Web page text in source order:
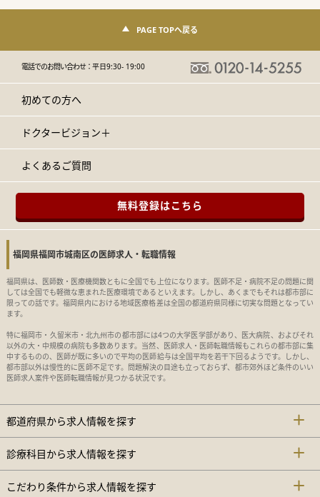
PAGE TOPへ戻る
電話でのお問い合わせ：平日9:30- 19:00
初めての方へ
ドクタービジョン＋
よくあるご質問
無料登録はこちら
福岡県福岡市城南区の医師求人・転職情報
福岡県は、医師数・医療機関数ともに全国でも上位になります。医師不足・病院不足の問題に関
しては全国でも軽微な恵まれた医療環境であるといえます。しかし、あくまでもそれは都市部に
限っての話です。福岡県内における地域医療格差は全国の都道府県同様に切実な問題となってい
ます。
特に福岡市・久留米市・北九州市の都市部には4つの大学医学部があり、医大病院、およびそれ
以外の大・中規模の病院も多数あります。当然、医師求人・医師転職情報もこれらの都市部に集
中するものの、医師が既に多いので平均の医師給与は全国平均を若干下回るようです。しかし、
都市部以外は慢性的に医師不足です。問題解決の目途も立っておらず、都市郊外ほど条件のいい
医師求人案件や医師転職情報が見つかる状況です。
都道府県から求人情報を探す
診療科目から求人情報を探す
こだわり条件から求人情報を探す